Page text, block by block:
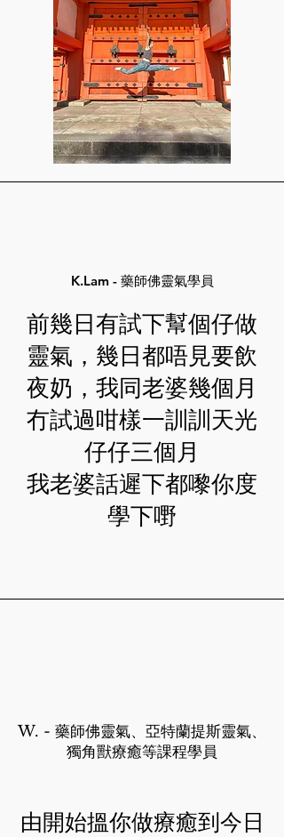
K.Lam - 藥師佛靈氣學員
前幾日有試下幫個仔做
靈氣，幾日都唔見要飲
夜奶，我同老婆幾個月
冇試過咁樣一訓訓天光
仔仔三個月
我老婆話遲下都嚟你度
學下嘢
W. - 藥師佛靈氣、亞特蘭提斯靈氣、
獨角獸療癒等課程學員
由開始搵你做療癒到今日